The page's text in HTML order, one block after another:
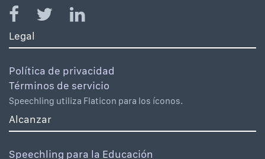
Legal
Política de privacidad
Términos de servicio
Speechling utiliza Flaticon para los íconos.
Alcanzar
Speechling para la Educación